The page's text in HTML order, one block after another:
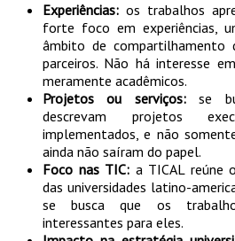
Experiências: os trabalhos
forte foco em experiências,
âmbito de
parceiros. Não há interesse
meramente acadêmicos.
Projetos ou serviços:se
descrevam projetos
implementados, e não
ainda não saíram do papel.
Foco nas TIC: a TICAL reúne
das universidades latino-
se busca que os
interessantes para eles.